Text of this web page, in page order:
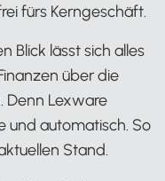
fürs Kerngeschäft.
Blick lässt sich alles
über die
Denn Lexware
und automatisch. So
Stand.